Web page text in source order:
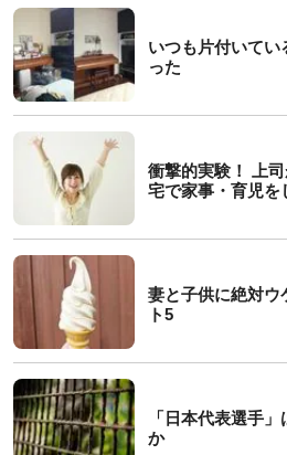
いつも片付いてい
った
衝撃的実験！ 上
宅で家事・育児を
妻と子供に絶対ウ
ト5
「日本代表選手
か